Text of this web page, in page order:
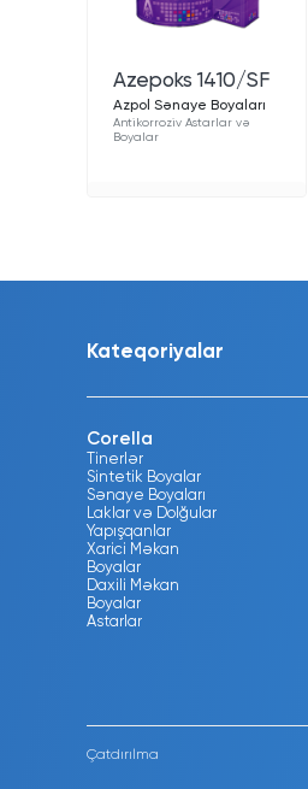
Azepoks 1410/SF
Azpol Sənaye Boyaları
Antikorroziv Astarlar və
Boyalar
Kateqoriyalar
Corella
Tinerlər
Sintetik Boyalar
Sənaye Boyaları
Laklar və Dolğular
Yapışqanlar
Xarici Məkan
Boyalar
Daxili Məkan
Boyalar
Astarlar
Çatdırılma